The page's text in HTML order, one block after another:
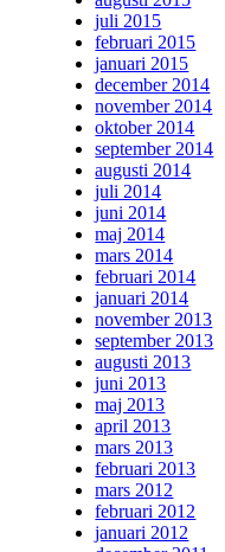
juli 2015
februari 2015
januari 2015
december 2014
november 2014
oktober 2014
september 2014
augusti 2014
juli 2014
juni 2014
maj 2014
mars 2014
februari 2014
januari 2014
november 2013
september 2013
augusti 2013
juni 2013
maj 2013
april 2013
mars 2013
februari 2013
mars 2012
februari 2012
januari 2012